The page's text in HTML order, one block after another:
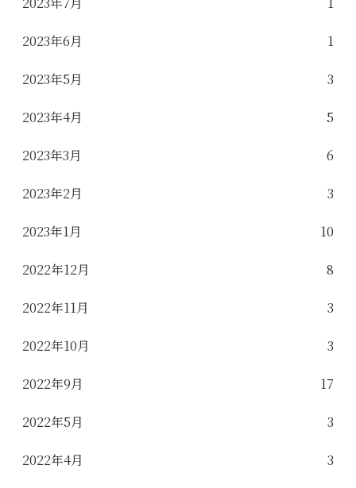
2023年6月 1
2023年5月 3
2023年4月 5
2023年3月 6
2023年2月 3
2023年1月 10
2022年12月 8
2022年11月 3
2022年10月 3
2022年9月 17
2022年5月 3
2022年4月 3